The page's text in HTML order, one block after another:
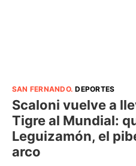
SAN FERNANDO.DEPORTES
Scaloni vuelve a
Tigre al Mundial:
Leguizamón, el
arco